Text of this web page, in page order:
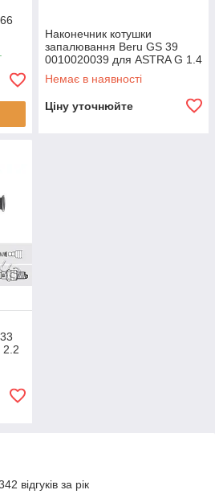
Наконечник котушки
запалювання Beru GS 39
0010020039 для ASTRA G 1.4
16V, 1.6 16V, CORSA C 1.4,
MERIVA 1.6 16V, VECTRA B
Немає в наявності
Ціну уточнюйте
2.2
/
відгуків за рік